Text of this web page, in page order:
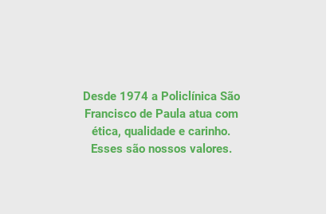
Desde 1974 a Policlínica São
Francisco de Paula atua com
ética, qualidade e carinho.
Esses sãonossos valores.